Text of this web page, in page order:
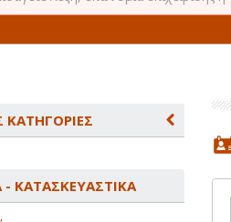
ΚΑΤΗΓΟΡΙΕΣ
- ΚΑΤΑΣΚΕΥΑΣΤΙΚΑ